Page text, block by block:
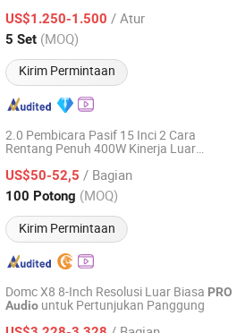
US$1.250-1.500 / Atur
5 Set (MOQ)
Kirim Permintaan
Harga mulai 2016
2.0 Pembicara Pasif 15 Inci 2 Cara
Rentang Penuh 400W Kinerja Luar
US$50-52,5 / Bagian
100 Potong (MOQ)
Kirim Permintaan
Appliance Co., Ltd.
Harga mulai 2024
Domc X8 8-Inch Resolusi Luar Biasa PRO
Audio untuk Pertunjukan Panggung
Ltd